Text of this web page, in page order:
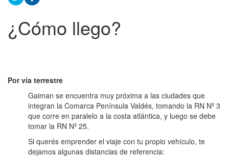
¿Cómo llego?
Por vía terrestre
Gaiman se encuentra muy próxima a las ciudades que
integran la Comarca Península Valdés, tomando la RN Nº 3
que corre en paralelo a la costa atlántica, y luego se debe
tomar la RN Nº 25.
Si querés emprender el viaje con tu propio vehículo, te
dejamos algunas distancias de referencia: